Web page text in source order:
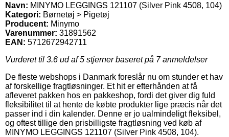
Navn: MINYMO LEGGINGS 121107 (Silver Pink 4508, 104)
Kategori: Børnetøj > Pigetøj
Producent: Minymo
Varenummer: 31891562
EAN: 5712672942711
Vurderet til 3.6 ud af 5 stjerner baseret på 7anmeldelser
De fleste webshops i Danmark foreslår nu om stunder et hav
af forskellige fragtløsninger. Et hit er efterhånden at få
afleveret pakken hos en pakkeshop, fordi det giver dig fuld
fleksibilitet til at hente de købte produkter lige præcis når det
passer ind i din kalender. Denne er jo ualmindeligt fleksibel,
og oftest tillige den prisbilligste fragtløsning ved køb af
MINYMO LEGGINGS 121107 (Silver Pink 4508, 104).